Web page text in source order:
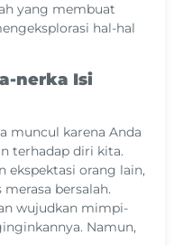
yang membuat
hal-hal
nerka Isi
muncul karena Anda
terhadap diri kita.
ekspektasi orang lain,
bersalah.
wujudkan mimpi-
Namun,